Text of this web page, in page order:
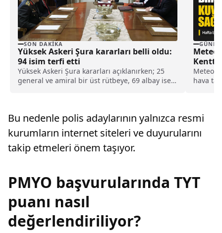
SON DAKIKA
Yüksek Askeri Şura kararları belli oldu:
94 isim terfi etti
Yüksek Askeri Şura kararları açıklanırken; 25
general ve amiral bir üst rütbeye, 69 albay ise
Kentte
hava
Bu nedenle polis adaylarının yalnızca resmi
kurumların internet siteleri ve duyurularını
takip etmeleri önem taşıyor.
PMYO başvurularında TYT
puanı nasıl
değerlendiriliyor?